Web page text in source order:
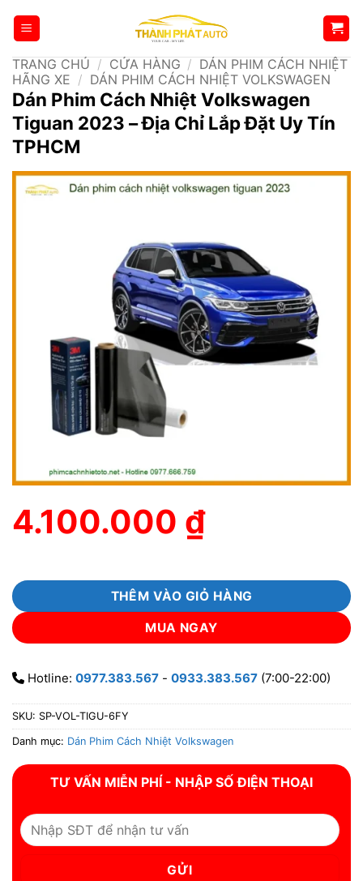
qua
dungTRANG CHỦ / CỬA HÀNG / DÁN PHIM CÁCH NHIỆT
HÃNG XE / DÁN PHIM CÁCH NHIỆT VOLKSWAGEN
Dán Phim Cách Nhiệt Volkswagen
Tiguan 2023 – Địa Chỉ Lắp Đặt Uy Tín
TPHCM
4.100.000 ₫
THÊM VÀO GIỎ HÀNG
MUA NGAY
Hotline: 0977.383.567 - 0933.383.567 (7:00-22:00)
SKU: SP-VOL-TIGU-6FY
Danh mục: Dán Phim Cách Nhiệt Volkswagen
TƯ VẤN MIỄN PHÍ - NHẬP SỐ ĐIỆN THOẠI